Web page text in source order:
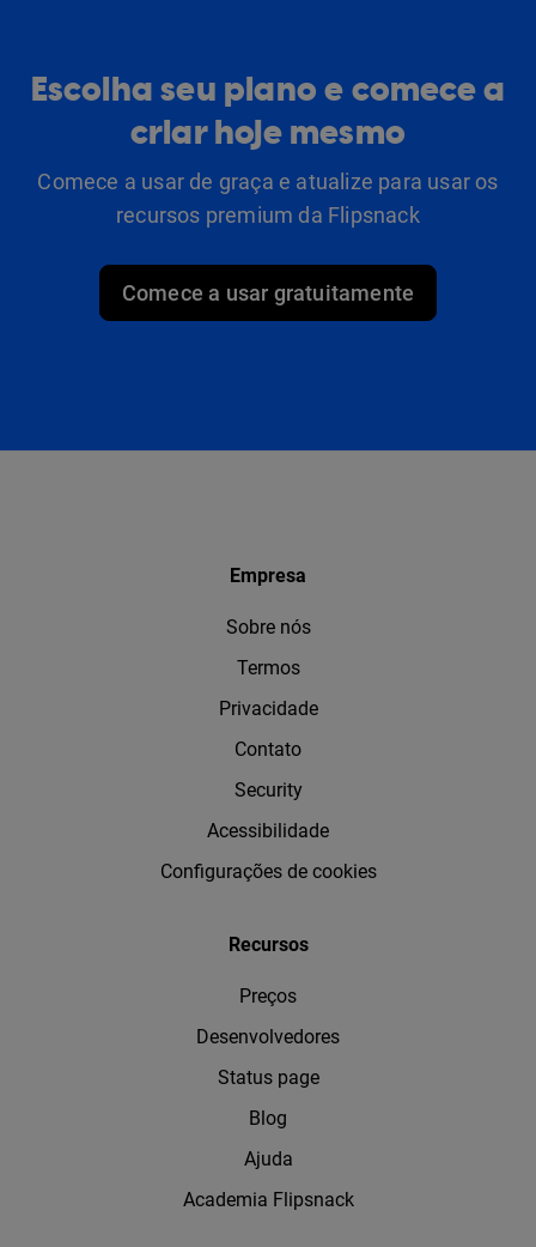
Escolha seu plano e comece a
criar hoje mesmo
Comece a usar de graça e atualize para usar os
recursos premium da Flipsnack
Comece a usar gratuitamente
Empresa
Sobre nós
Termos
Privacidade
Contato
Security
Acessibilidade
Configurações de cookies
Recursos
Preços
Desenvolvedores
Status page
Blog
Ajuda
Academia Flipsnack